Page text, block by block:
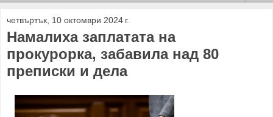
четвъртък, 10 октомври 2024 г.
Намалиха заплатата на
прокурорка, забавила над 80
преписки и дела